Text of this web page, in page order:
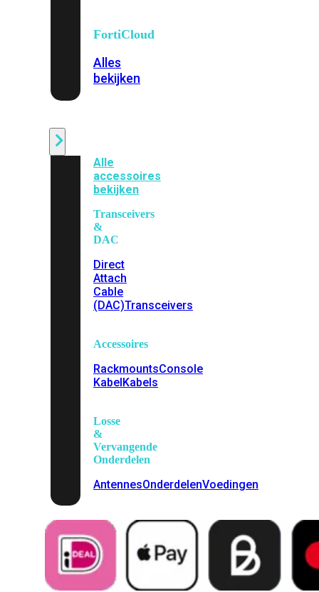
FortiCloud
Alles
bekijken
Alle
accessoires
bekijken
Transceivers
&
DAC
Direct
Attach
Cable
(DAC)Transceivers
Accessoires
RackmountsConsole
KabelKabels
Losse
&
Vervangende
Onderdelen
AntennesOnderdelenVoedingen